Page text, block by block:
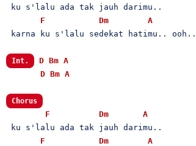
ku s'lalu ada tak jauh darimu..
F
Dm
A
karna ku s'lalu sedekat hatimu.. ooh..
Int. D Bm A
D Bm A
Chorus
F Dm
A
ku s'lalu ada tak jauh darimu..
F
Dm
A